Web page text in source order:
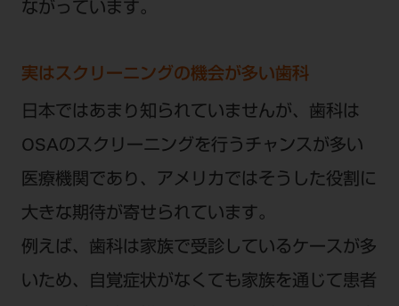
ながっています。
実はスクリーニングの機会が多い歯科
日本ではあまり知られていませんが、歯科は
OSAのスクリーニングを行うチャンスが多い
医療機関であり、アメリカではそうした役割に
大きな期待が寄せられています。
例えば、歯科は家族で受診しているケースが多
いため、自覚症状がなくても家族を通じて患者